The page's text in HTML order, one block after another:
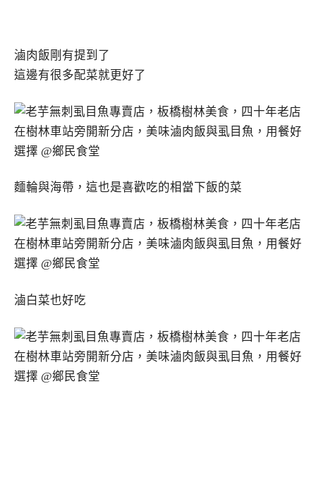
滷肉飯剛有提到了
這邊有很多配菜就更好了
麵輪與海帶，這也是喜歡吃的相當下飯的菜
滷白菜也好吃